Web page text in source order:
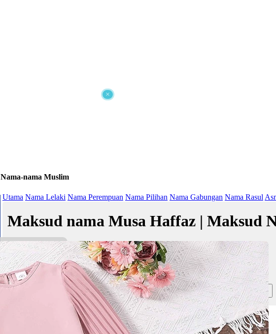
×
Nama-nama Muslim
Utama Nama Lelaki Nama Perempuan Nama Pilihan Nama Gabungan Nama Rasul
Maksud nama Musa Haffaz | Maksud
Musa Haffaz bermaksud Nama nabi; Penjaga, pelindung
Jawi: موسى حافظ
Masukkan Nama: